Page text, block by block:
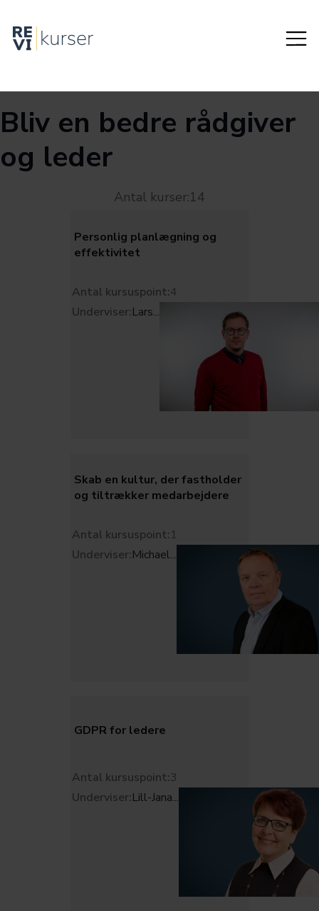
Bliv en bedre rådgiver
og leder
Antal kurser:14
Personlig planlægning og
effektivitet
Antal kursuspoint:4
Underviser:Lars...
Skab en kultur, der fastholder
og tiltrækker medarbejdere
Antal kursuspoint:1
Underviser:Michael...
GDPR for ledere
Antal kursuspoint:3
Underviser:Lill-Jana...